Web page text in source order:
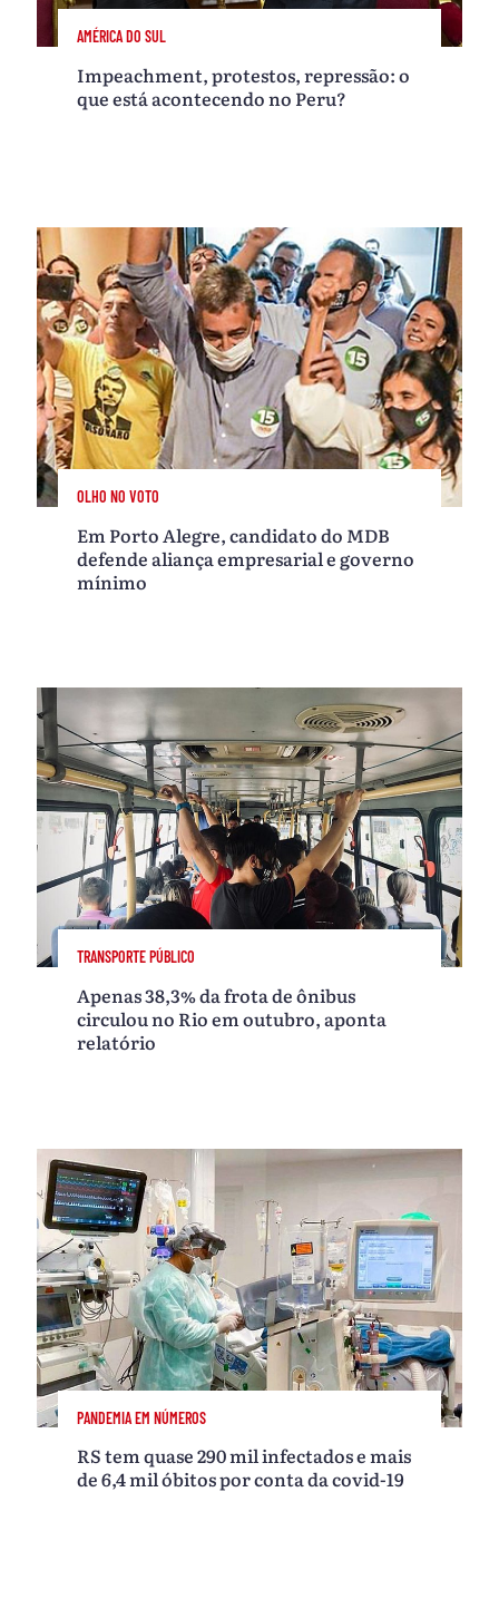
AMÉRICA DO SUL
Impeachment, protestos, repressão: o
que está acontecendo no Peru?
OLHO NO VOTO
Em Porto Alegre, candidato do MDB
defende aliança empresarial e governo
mínimo
TRANSPORTE PÚBLICO
Apenas 38,3% da frota de ônibus
circulou no Rio em outubro, aponta
relatório
PANDEMIA EM NÚMEROS
RS tem quase 290 mil infectados e mais
de 6,4 mil óbitos por conta da covid-19